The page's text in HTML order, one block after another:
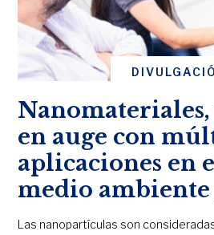
en auge con
aplicaciones en
medio ambiente
Las nanopartículas son